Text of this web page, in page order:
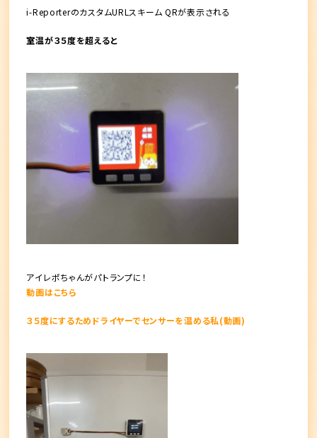
i-ReporterのカスタムURLスキーム QRが表示される
室温が３５度を超えると
アイレポちゃんがパトランプに！
動画はこちら
３５度にするためドライヤーでセンサーを温める私(動画)